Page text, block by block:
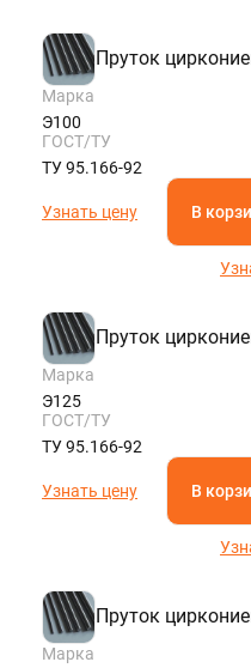
Пруток
Марка
Э100
ГОСТ/ТУ
ТУ 95.166-92
Узнать цену В
Пруток
Марка
Э125
ГОСТ/ТУ
ТУ 95.166-92
Узнать цену В
Пруток
Марка